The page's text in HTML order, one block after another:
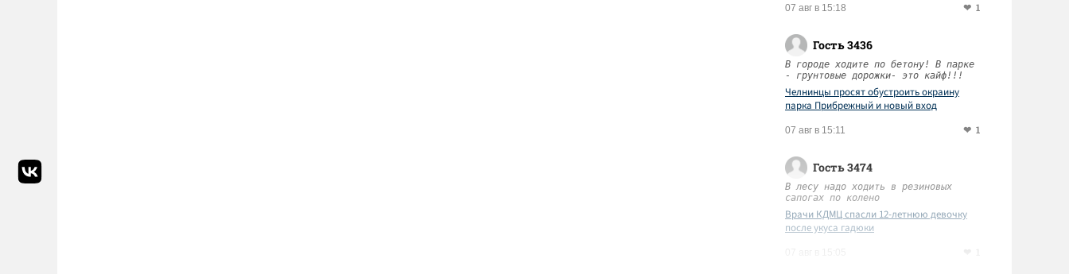
07 авг в 15:18 1
Гость 3436
В городе ходите по бетону! В парке
- грунтовые дорожки- это кайф!!!
Челнинцы просят обустроить окраину
парка Прибрежный и новый вход
07 авг в 15:11 1
Гость 3474
В лесу надо ходить в резиновых
сапогах по колено
Врачи КДМЦ спасли 12-летнюю девочку
после укуса гадюки